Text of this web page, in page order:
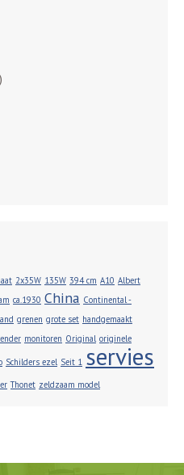
2x35W 135W 394 cm A10 Albert
ca.1930 China Continental -
grenen grote set handgemaakt
monitoren Original originele
Schilders ezel Seit 1 servies
Thonet zeldzaam model